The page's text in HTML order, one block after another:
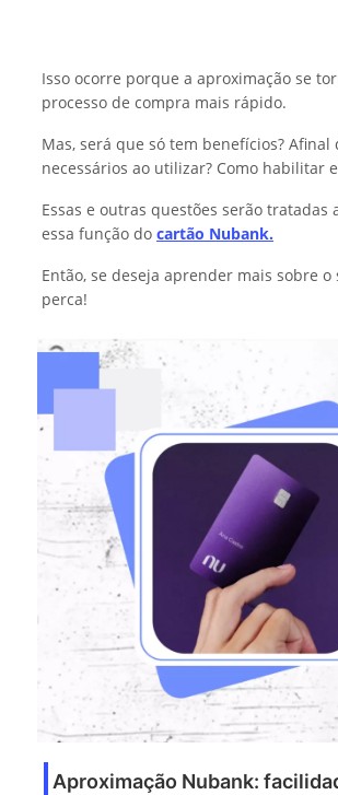
Isso ocorre porque a aproximação se
processo de compra mais rápido.
Mas, será que só tem benefícios?
necessários ao utilizar? Como habilitar
Essas e outras questões serão
essa função do cartão Nubank.
Então, se deseja aprender mais sobre
perca!
Aproximação Nubank: